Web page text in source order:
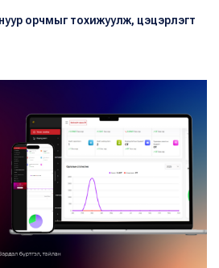
орчмыг тохижуулж, цэцэрлэгт